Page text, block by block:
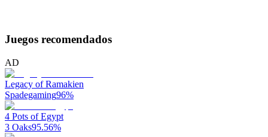
Juegos recomendados
AD
Legacy of Ramakien
Spadegaming96%
4 Pots of Egypt
3 Oaks95.56%